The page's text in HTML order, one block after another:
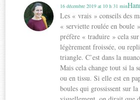
16 décembre 2019 at 10 h 31 min
Les « vrais » conseils des
« serviette roulée en boule
préfère « traduire » cela
légèrement froissée, ou
triangle. C’est dans la
Mais cela change tout si la
ou en tissu. Si elle est en
boules qui grossissent sur